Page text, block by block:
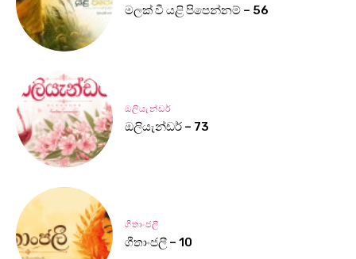
මලක් වී යළි පිපෙන්නම් – 56
ඔලියැන්ඩර්
ඔලියැන්ඩර් – 73
ගීතාංජලී
ගීතාංජලී – 10